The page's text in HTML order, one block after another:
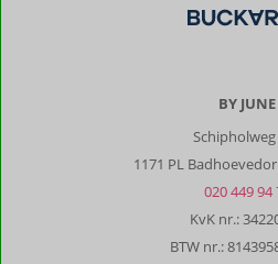
BY JUNE
Schipholweg
1171 PL
020 449 94
KvK nr.:
BTW nr.: